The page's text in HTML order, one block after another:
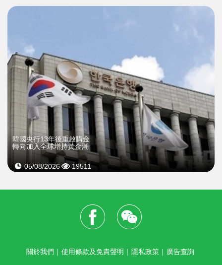
韓國央行13年後重啟購金
轉向加入全球增持黃金潮
05/08/2026 19511
關於我們 ｜ 使用條款及免責聲明 ｜ 隱私政策 ｜ 廣告查詢